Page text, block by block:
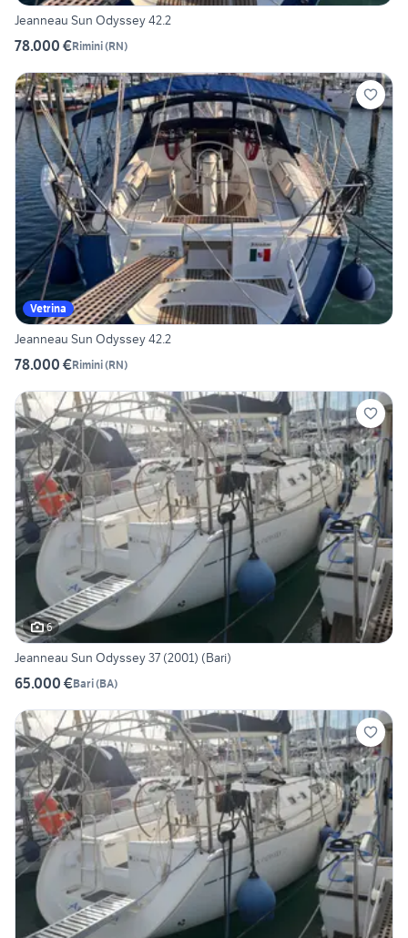
Jeanneau Sun Odyssey 42.2
78.000 €Rimini(RN)
Vetrina
Jeanneau Sun Odyssey 42.2
78.000 €Rimini(RN)
6
Jeanneau Sun Odyssey 37 (2001) (Bari)
65.000 €Bari(BA)